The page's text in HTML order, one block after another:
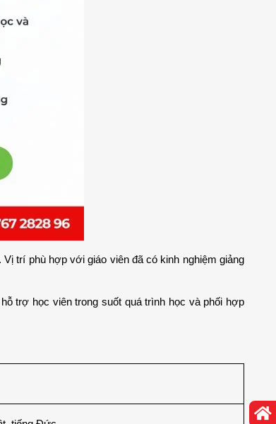
trí phù hợp với giáo viên đã có kinh nghiệm giảng
trợ học viên trong suốt quá trình học và phối hợp